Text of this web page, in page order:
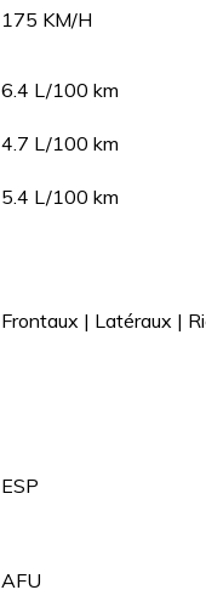
175 KM/H
6.4 L/100 km
4.7 L/100 km
5.4 L/100 km
Frontaux | Latéraux |
ESP
AFU